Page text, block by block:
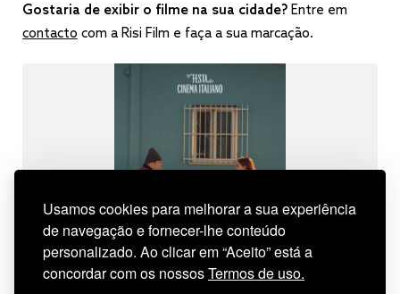
Usamos cookies para melhorar a sua experiência
de navegação e fornecer-lhe conteúdo
personalizado. Ao clicar em “Aceito” está a
concordar com os nossosTermos de uso.
Gostaria de exibir o filme na sua cidade? Entre em
contacto com a Risi Film e faça a sua marcação.